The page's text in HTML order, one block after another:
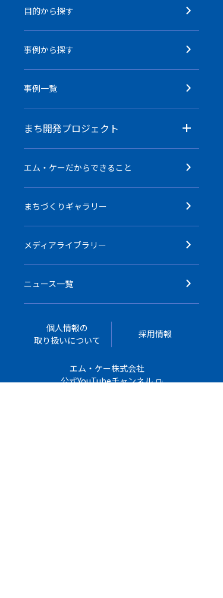
目的から探す
事例から探す
事例一覧
まち開発プロジェクト
エム・ケーだからできること
まちづくりギャラリー
メディアライブラリー
ニュース一覧
個人情報の
取り扱いについて
採用情報
エム・ケー株式会社
公式YouTubeチャンネル